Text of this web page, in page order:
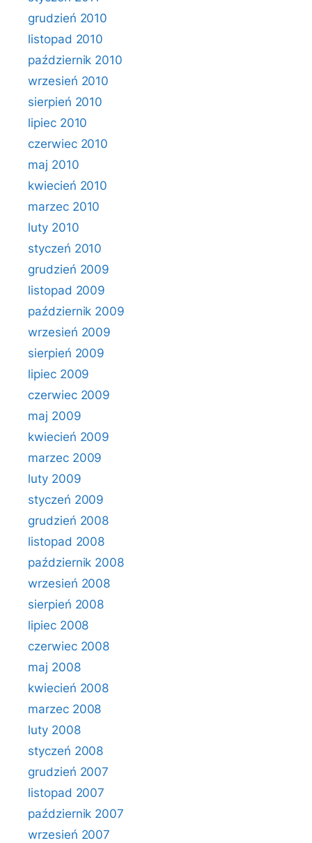
grudzień 2010
listopad 2010
październik 2010
wrzesień 2010
sierpień 2010
lipiec 2010
czerwiec 2010
maj 2010
kwiecień 2010
marzec 2010
luty 2010
styczeń 2010
grudzień 2009
listopad 2009
październik 2009
wrzesień 2009
sierpień 2009
lipiec 2009
czerwiec 2009
maj 2009
kwiecień 2009
marzec 2009
luty 2009
styczeń 2009
grudzień 2008
listopad 2008
październik 2008
wrzesień 2008
sierpień 2008
lipiec 2008
czerwiec 2008
maj 2008
kwiecień 2008
marzec 2008
luty 2008
styczeń 2008
grudzień 2007
listopad 2007
październik 2007
wrzesień 2007